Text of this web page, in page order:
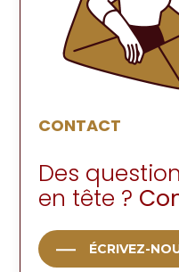
CONTACT
Des
en tête ?
ÉCRIVEZ-